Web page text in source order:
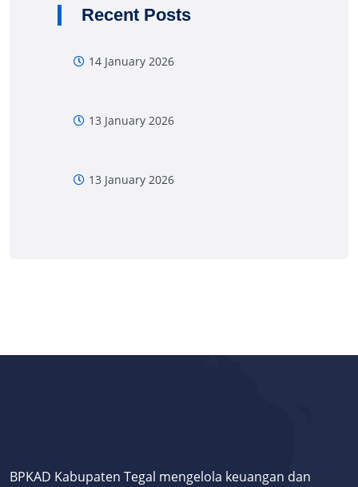
Recent Posts
14 January 2026
13 January 2026
13 January 2026
BPKAD Kabupaten Tegal mengelola keuangan dan